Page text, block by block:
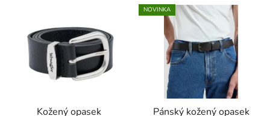
Kožený opasek
NOVINKA
Pánský kožený opasek